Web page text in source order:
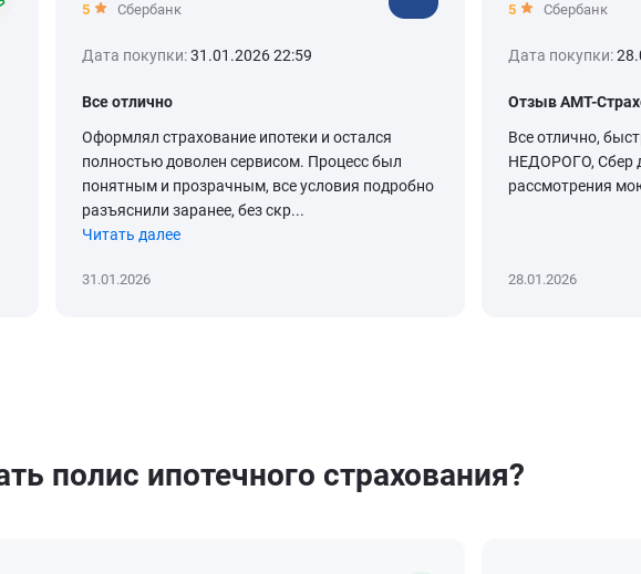
5 Сбербанк
Дата покупки:31.01.2026 22:59
Все отлично
Оформлял страхование ипотеки и остался
полностью доволен сервисом. Процесс был
понятным и прозрачным, все условия подробно
разъяснили заранее, без скр...
Читать далее
31.01.2026
5 Сбербанк
Дата покупки:
Отзыв АМТ-
Все отлично,
НЕДОРОГО, Сбер
рассмотрения
28.01.2026
полис ипотечного страхования?